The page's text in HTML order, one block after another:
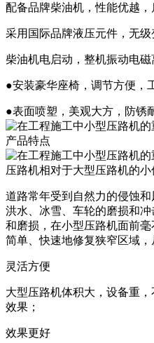
配备品牌柴油机，性能优越，
采用国际品牌液压元件，无
柴油机电启动，整机振动电
●安装豪华座椅，调节方便，
●表面喷塑，美观大方，防锈
产品特点
压路机相对于大型压路机的小
道路常年受到自然力的侵蚀和
洪水、冰雪、车轮的磨损和
和磨损，在小型压路机面前毫
简单、快速地修复狭窄区域，
灵活方便
大型压路机体积大，设备重
效果；
效果更好